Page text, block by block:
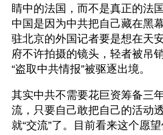
睛中的法国，而不是真正的法
中国是因为中共把自己藏在黑
驻北京的外国记者要是想在天
府不许拍摄的镜头，轻者被吊
“盗取中共情报”被驱逐出境。
其实中共不需要花巨资筹备三
流，只要自己敢把自己的活动
就“交流”了。目前看来这个愿